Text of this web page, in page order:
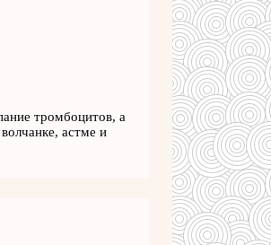
тромбоцитов, а
астме и